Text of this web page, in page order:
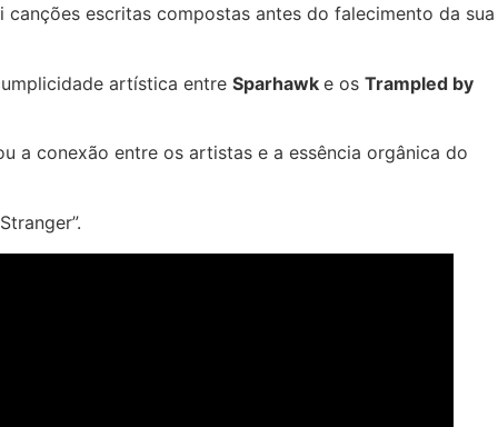
escritas compostas antes do falecimento da sua
artística entre Sparhawk e os Trampled by
a conexão entre os artistas e a essência orgânica do